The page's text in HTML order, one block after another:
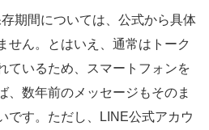
期間については、公式から具体
せん。とはいえ、通常はトーク
ているため、スマートフォンを
、数年前のメッセージもそのま
です。ただし、LINE公式アカウ